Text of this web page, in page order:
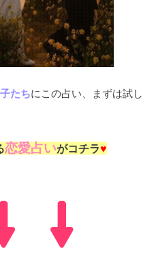
たちにこの占い、まずは試し
恋愛占いがコチラ♥